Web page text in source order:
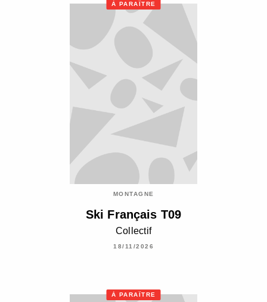
À PARAÎTRE
MONTAGNE
Ski Français T09
Collectif
18/11/2026
À PARAÎTRE